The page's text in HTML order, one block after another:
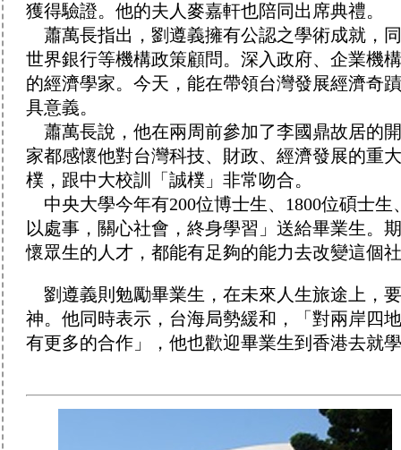
獲得驗證。他的夫人麥嘉軒也陪同出席典禮。
蕭萬長指出，劉遵義擁有公認之學術成就，
世界銀行等機構政策顧問。深入政府、企業機
的經濟學家。今天，能在帶領台灣發展經濟奇
具意義。
蕭萬長說，他在兩周前參加了李國鼎故居的
家都感懷他對台灣科技、財政、經濟發展的重
樸，跟中大校訓「誠樸」非常吻合。
中央大學今年有200位博士生、1800位碩士
以處事，關心社會，終身學習」送給畢業生。
懷眾生的人才，都能有足夠的能力去改變這個
劉遵義則勉勵畢業生，在未來人生旅途上，
神。他同時表示，台海局勢緩和，「對兩岸四
有更多的合作」，他也歡迎畢業生到香港去就